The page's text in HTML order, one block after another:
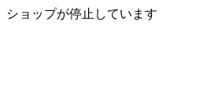
ショップが停止しています